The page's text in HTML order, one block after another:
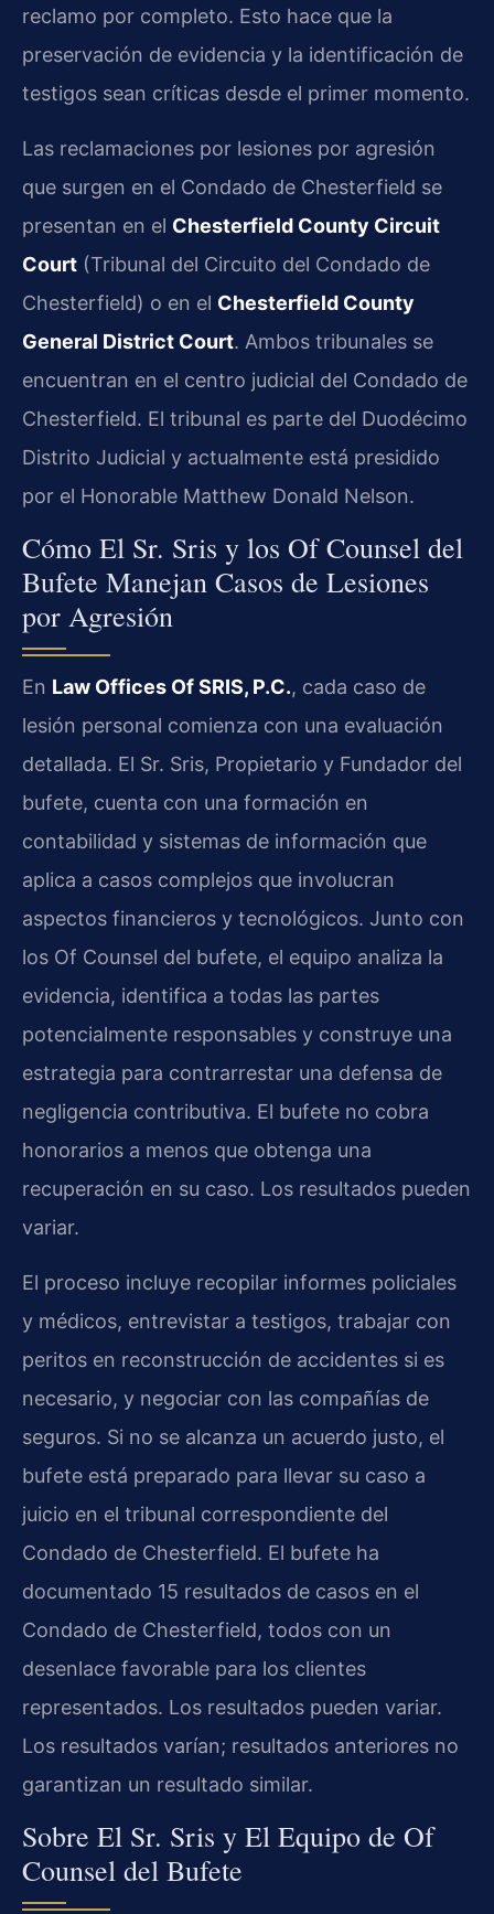
reclamo por completo. Esto hace que la
preservación de evidencia y la identificación de
testigos sean críticas desde el primer momento.
Las reclamaciones por lesiones por agresión
que surgen en el Condado de Chesterfield se
presentan en el Chesterfield County Circuit
Court (Tribunal del Circuito del Condado de
Chesterfield) o en el Chesterfield County
General District Court. Ambos tribunales se
encuentran en el centro judicial del Condado de
Chesterfield. El tribunal es parte del Duodécimo
Distrito Judicial y actualmente está presidido
por el Honorable Matthew Donald Nelson.
Cómo El Sr. Sris y los Of Counsel del
Bufete Manejan Casos de Lesiones
por Agresión
En Law Offices Of SRIS, P.C., cada caso de
lesión personal comienza con una evaluación
detallada. El Sr. Sris, Propietario y Fundador del
bufete, cuenta con una formación en
contabilidad y sistemas de información que
aplica a casos complejos que involucran
aspectos financieros y tecnológicos. Junto con
los Of Counsel del bufete, el equipo analiza la
evidencia, identifica a todas las partes
potencialmente responsables y construye una
estrategia para contrarrestar una defensa de
negligencia contributiva. El bufete no cobra
honorarios a menos que obtenga una
recuperación en su caso. Los resultados pueden
variar.
El proceso incluye recopilar informes policiales
y médicos, entrevistar a testigos, trabajar con
peritos en reconstrucción de accidentes si es
necesario, y negociar con las compañías de
seguros. Si no se alcanza un acuerdo justo, el
bufete está preparado para llevar su caso a
juicio en el tribunal correspondiente del
Condado de Chesterfield. El bufete ha
documentado 15 resultados de casos en el
Condado de Chesterfield, todos con un
desenlace favorable para los clientes
representados. Los resultados pueden variar.
Los resultados varían; resultados anteriores no
garantizan un resultado similar.
Sobre El Sr. Sris y El Equipo de Of
Counsel del Bufete